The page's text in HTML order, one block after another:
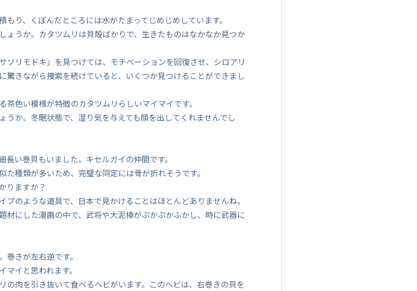
もり、くぼんだところには水がたまってじめじめしています。
ょうか。カタツムリは貝殻ばかりで、生きたものはなかなか見つか
ソリモドキ」を見つけては、モチベーションを回復させ、シロアリ
驚きながら捜索を続けていると、いくつか見つけることができまし
茶色い模様が特徴のカタツムリらしいマイマイです。
うか。冬眠状態で、湿り気を与えても顔を出してくれませんでし
長い巻貝もいました。キセルガイの仲間です。
た種類が多いため、完璧な同定には骨が折れそうです。
りますか？
プのような道具で、日本で見かけることはほとんどありませんね。
材にした漫画の中で、武将や大泥棒がぷかぷかふかし、時に武器に
巻きが左右逆です。
マイと思われます。
の肉を引き抜いて食べるヘビがいます。このヘビは、右巻きの貝を